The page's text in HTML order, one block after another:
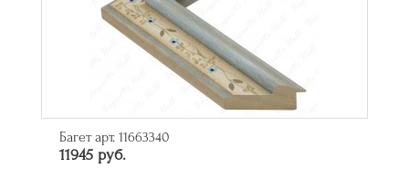
Багет арт. 11663340
11945 руб.